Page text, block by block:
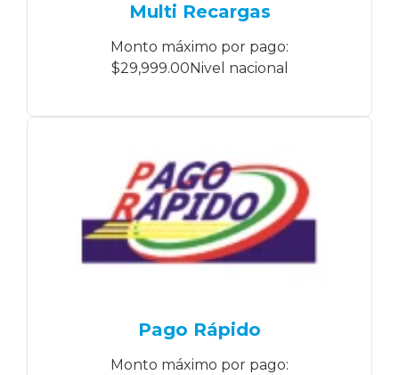
Multi Recargas
Monto máximo por pago:
$29,999.00Nivel nacional
Pago Rápido
Monto máximo por pago: